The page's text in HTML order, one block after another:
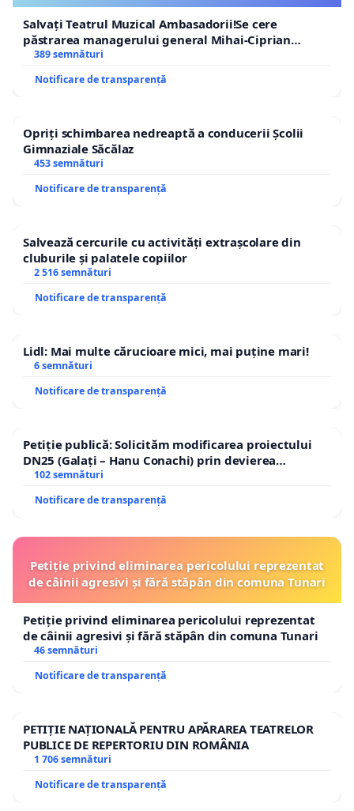
Salvați Teatrul Muzical Ambasadorii!Se cere
păstrarea managerului general Mihai-Ciprian
ROGOJAN
389 semnături
Notificare de transparență
Opriți schimbarea nedreaptă a conducerii Școlii
Gimnaziale Săcălaz
453 semnături
Notificare de transparență
Salvează cercurile cu activități extrașcolare din
cluburile și palatele copiilor
2 516 semnături
Notificare de transparență
Lidl: Mai multe cărucioare mici, mai puține mari!
6 semnături
Notificare de transparență
Petiție publică: Solicităm modificarea proiectului
DN25 (Galați – Hanu Conachi) prin devierea
traseului în afara localităților!
102 semnături
Notificare de transparență
Petiție privind eliminarea pericolului reprezentat
de câinii agresivi și fără stăpân din comuna Tunari
Petiție privind eliminarea pericolului reprezentat
de câinii agresivi și fără stăpân din comuna Tunari
46 semnături
Notificare de transparență
PETIȚIE NAȚIONALĂ PENTRU APĂRAREA TEATRELOR
PUBLICE DE REPERTORIU DIN ROMÂNIA
1 706 semnături
Notificare de transparență